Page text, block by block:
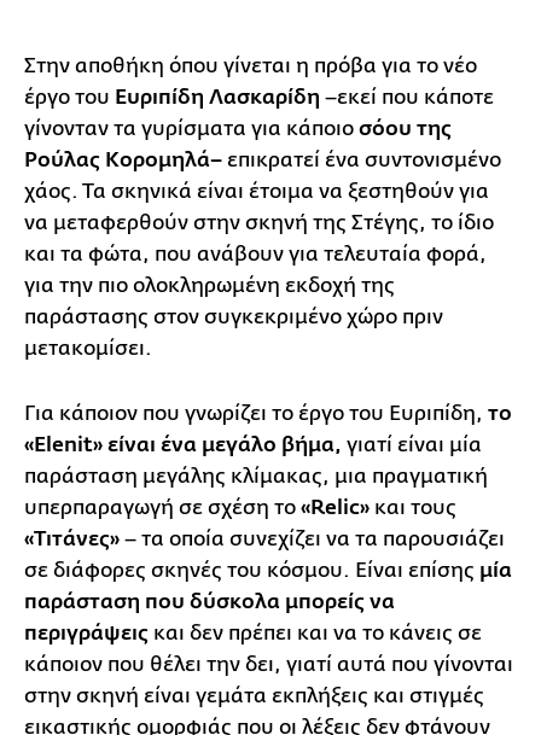
Στην αποθήκη όπου γίνεται η πρόβα για το νέο
έργο του Ευριπίδη Λασκαρίδη –εκεί που κάποτε
γίνονταν τα γυρίσματα για κάποιο σόου της
Ρούλας Κορομηλά– επικρατεί ένα συντονισμένο
χάος. Τα σκηνικά είναι έτοιμα να ξεστηθούν για
να μεταφερθούν στην σκηνή της Στέγης, το ίδιο
και τα φώτα, που ανάβουν για τελευταία φορά,
για την πιο ολοκληρωμένη εκδοχή της
παράστασης στον συγκεκριμένο χώρο πριν
μετακομίσει.
Για κάποιον που γνωρίζει το έργο του Ευριπίδη, το
«Elenit» είναι ένα μεγάλο βήμα, γιατί είναι μία
παράσταση μεγάλης κλίμακας, μια πραγματική
υπερπαραγωγή σε σχέση το «Relic» και τους
«Τιτάνες» – τα οποία συνεχίζει να τα παρουσιάζει
σε διάφορες σκηνές του κόσμου. Είναι επίσης μία
παράσταση που δύσκολα μπορείς να
περιγράψεις και δεν πρέπει και να το κάνεις σε
κάποιον που θέλει την δει, γιατί αυτά που γίνονται
στην σκηνή είναι γεμάτα εκπλήξεις και στιγμές
εικαστικής ομορφιάς που οι λέξεις δεν φτάνουν